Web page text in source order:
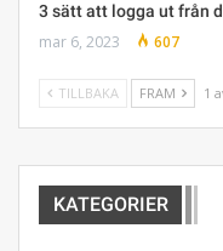
3 sätt att logga ut från
mar 6, 2023 607
TILLBAKA FRAM 1
KATEGORIER